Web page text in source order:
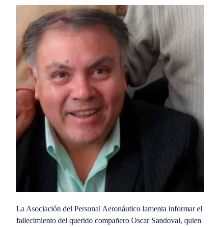
La Asociación del Personal Aeronáutico lamenta informar el
fallecimiento del querido compañero Oscar Sandoval, quien